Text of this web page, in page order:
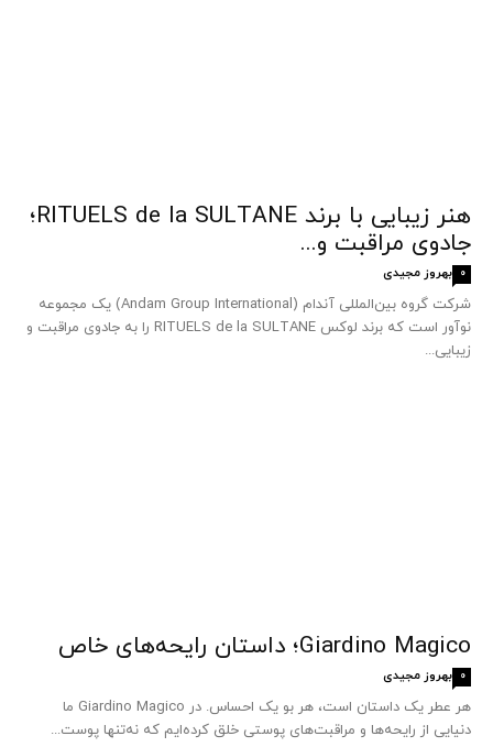
هنر زیبایی با برند RITUELS de la SULTANE؛
جادوی مراقبت و...
بهروز مجیدی 0
شرکت گروه بین‌المللی آندام (Andam Group International) یک مجموعه
نوآور است که برند لوکس RITUELS de la SULTANE را به جادوی مراقبت و
زیبایی...
Giardino Magico؛ داستان رایحه‌های خاص
بهروز مجیدی 0
هر عطر یک داستان است، هر بو یک احساس. در Giardino Magico ما
دنیایی از رایحه‌ها و مراقبت‌های پوستی خلق کرده‌ایم که نه‌تنها پوست...